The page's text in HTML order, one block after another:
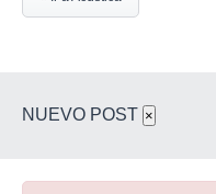
NUEVO POST ×